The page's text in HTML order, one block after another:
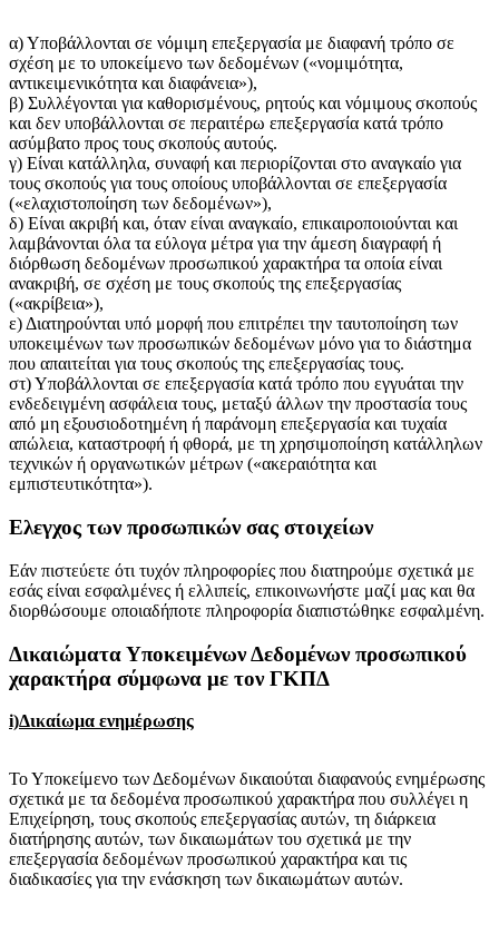
α) Υποβάλλονται σε νόμιμη επεξεργασία με διαφανή τρόπο σε
σχέση με το υποκείμενο των δεδομένων («νομιμότητα,
αντικειμενικότητα και διαφάνεια»),
β) Συλλέγονται για καθορισμένους, ρητούς και νόμιμους σκοπούς
και δεν υποβάλλονται σε περαιτέρω επεξεργασία κατά τρόπο
ασύμβατο προς τους σκοπούς αυτούς.
γ) Είναι κατάλληλα, συναφή και περιορίζονται στο αναγκαίο για
τους σκοπούς για τους οποίους υποβάλλονται σε επεξεργασία
(«ελαχιστοποίηση των δεδομένων»),
δ) Είναι ακριβή και, όταν είναι αναγκαίο, επικαιροποιούνται και
λαμβάνονται όλα τα εύλογα μέτρα για την άμεση διαγραφή ή
διόρθωση δεδομένων προσωπικού χαρακτήρα τα οποία είναι
ανακριβή, σε σχέση με τους σκοπούς της επεξεργασίας
(«ακρίβεια»),
ε) Διατηρούνται υπό μορφή που επιτρέπει την ταυτοποίηση των
υποκειμένων των προσωπικών δεδομένων μόνο για το διάστημα
που απαιτείται για τους σκοπούς της επεξεργασίας τους.
στ) Υποβάλλονται σε επεξεργασία κατά τρόπο που εγγυάται την
ενδεδειγμένη ασφάλεια τους, μεταξύ άλλων την προστασία τους
από μη εξουσιοδοτημένη ή παράνομη επεξεργασία και τυχαία
απώλεια, καταστροφή ή φθορά, με τη χρησιμοποίηση κατάλληλων
τεχνικών ή οργανωτικών μέτρων («ακεραιότητα και
εμπιστευτικότητα»).
Ελεγχος των προσωπικών σας στοιχείων
Εάν πιστεύετε ότι τυχόν πληροφορίες που διατηρούμε σχετικά με
εσάς είναι εσφαλμένες ή ελλιπείς, επικοινωνήστε μαζί μας και θα
διορθώσουμε οποιαδήποτε πληροφορία διαπιστώθηκε εσφαλμένη.
Δικαιώματα Υποκειμένων Δεδομένων προσωπικού
χαρακτήρα σύμφωνα με τον ΓΚΠΔ
i)Δικαίωμα ενημέρωσης
Το Υποκείμενο των Δεδομένων δικαιούται διαφανούς ενημέρωσης
σχετικά με τα δεδομένα προσωπικού χαρακτήρα που συλλέγει η
Επιχείρηση, τους σκοπούς επεξεργασίας αυτών, τη διάρκεια
διατήρησης αυτών, των δικαιωμάτων του σχετικά με την
επεξεργασία δεδομένων προσωπικού χαρακτήρα και τις
διαδικασίες για την ενάσκηση των δικαιωμάτων αυτών.